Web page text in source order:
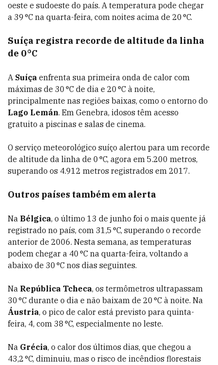
oeste e sudoeste do país. A temperatura pode chegar
a 39 °C na quarta-feira, com noites acima de 20 °C.
Suíça registra recorde de altitude da linha
de 0 °C
A Suíça enfrenta sua primeira onda de calor com
máximas de 30 °C de dia e 20 °C à noite,
principalmente nas regiões baixas, como o entorno do
Lago Lemán. Em Genebra, idosos têm acesso
gratuito a piscinas e salas de cinema.
O serviço meteorológico suíço alertou para um recorde
de altitude da linha de 0 °C, agora em 5.200 metros,
superando os 4.912 metros registrados em 2017.
Outros países também em alerta
Na Bélgica, o último 13 de junho foi o mais quente já
registrado no país, com 31,5 °C, superando o recorde
anterior de 2006. Nesta semana, as temperaturas
podem chegar a 40 °C na quarta-feira, voltando a
abaixo de 30 °C nos dias seguintes.
Na República Tcheca, os termômetros ultrapassam
30 °C durante o dia e não baixam de 20 °C à noite. Na
Áustria, o pico de calor está previsto para quinta-
feira, 4, com 38 °C, especialmente no leste.
Na Grécia, o calor dos últimos dias, que chegou a
43,2 °C, diminuiu, mas o risco de incêndios florestais